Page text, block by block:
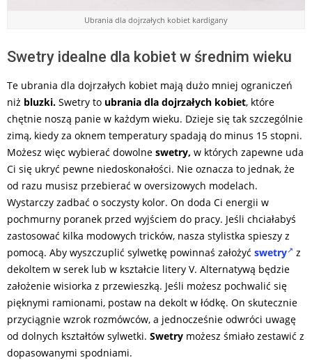
Ubrania dla dojrzałych kobiet kardigany
Swetry idealne dla kobiet w średnim wieku
Te ubrania dla dojrzałych kobiet mają dużo mniej ograniczeń
niż bluzki. Swetry to ubrania dla dojrzałych kobiet, które
chętnie noszą panie w każdym wieku. Dzieje się tak szczególnie
zimą, kiedy za oknem temperatury spadają do minus 15 stopni.
Możesz więc wybierać dowolne swetry, w których zapewne uda
Ci się ukryć pewne niedoskonałości. Nie oznacza to jednak, że
od razu musisz przebierać w oversizowych modelach.
Wystarczy zadbać o soczysty kolor. On doda Ci energii w
pochmurny poranek przed wyjściem do pracy. Jeśli chciałabyś
zastosować kilka modowych tricków, nasza stylistka spieszy z
pomocą. Aby wyszczuplić sylwetkę powinnaś założyć swetry
z
dekoltem w serek lub w kształcie litery V. Alternatywą będzie
założenie wisiorka z przewieszką. Jeśli możesz pochwalić się
pięknymi ramionami, postaw na dekolt w łódkę. On skutecznie
przyciągnie wzrok rozmówców, a jednocześnie odwróci uwagę
od dolnych kształtów sylwetki. Swetry możesz śmiało zestawić z
dopasowanymi spodniami.